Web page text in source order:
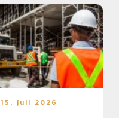
15. juli 2026